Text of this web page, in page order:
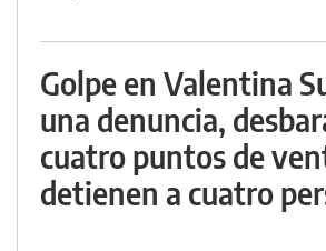
Golpe en Valentina
una denuncia,
cuatro puntos de
detienen a cuatro